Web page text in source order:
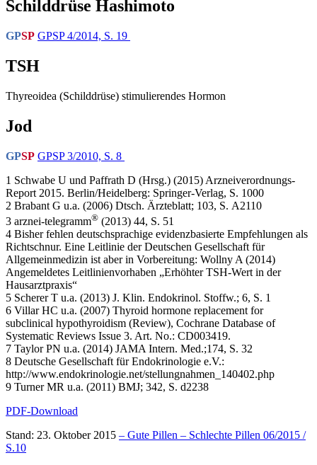
Schilddrüse Hashimoto
GPSP GPSP 4/2014, S. 19
TSH
Thyreoidea (Schilddrüse) stimulierendes Hormon
Jod
GPSP GPSP 3/2010, S. 8
1 Schwabe U und Paffrath D (Hrsg.) (2015) Arzneiverordnungs-
Report 2015. Berlin/Heidelberg: Springer-Verlag, S. 1000
2 Brabant G u.a. (2006) Dtsch. Ärzteblatt; 103, S. A2110
3 arznei-telegramm® (2013) 44, S. 51
4 Bisher fehlen deutschsprachige evidenzbasierte Empfehlungen als
Richtschnur. Eine Leitlinie der Deutschen Gesellschaft für
Allgemeinmedizin ist aber in Vorbereitung: Wollny A (2014)
Angemeldetes Leitlinienvorhaben „Erhöhter TSH-Wert in der
Hausarztpraxis“
5 Scherer T u.a. (2013) J. Klin. Endokrinol. Stoffw.; 6, S. 1
6 Villar HC u.a. (2007) Thyroid hormone replacement for
subclinical hypothyroidism (Review), Cochrane Database of
Systematic Reviews Issue 3. Art. No.: CD003419.
7 Taylor PN u.a. (2014) JAMA Intern. Med.;174, S. 32
8 Deutsche Gesellschaft für Endokrinologie e.V.:
http://www.endokrinologie.net/stellungnahmen_140402.php
9 Turner MR u.a. (2011) BMJ; 342, S. d2238
PDF-Download
Stand: 23. Oktober 2015 – Gute Pillen – Schlechte Pillen 06/2015 /
S.10